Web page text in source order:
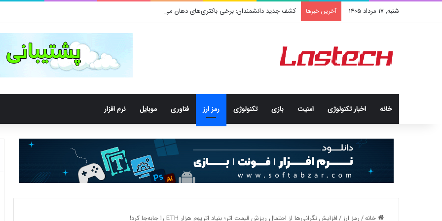
شنبه, 17 مرداد 1405 آخرین خبرها کشف جدید دانشمندان: برخی باکتری‌های دهان می‌توانند خطر ابتلا به آلزایمر را افزایش دهند
خانه اخبار تکنولوژی امنيت بازی تکنولوژی رمز ارز فناوری موبایل نرم افزار
خانه/رمز ارز/افزایش نگرانی‌ها از احتمال ریزش قیمت اتر؛ بنیاد اتریوم هزار ETH را جابه‌جا کرد!